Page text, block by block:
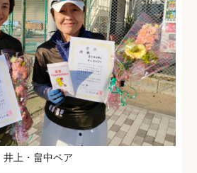
井上・畠中ペア